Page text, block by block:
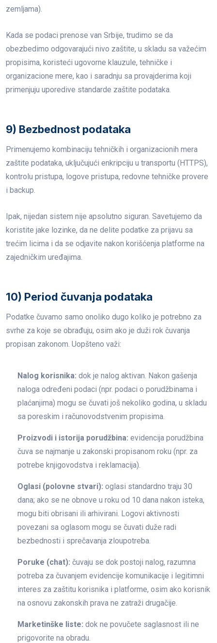
zemljama).
Kada se podaci prenose van Srbije, trudimo se da
obezbedimo odgovarajući nivo zaštite, u skladu sa važećim
propisima, koristeći ugovorne klauzule, tehničke i
organizacione mere, kao i saradnju sa provajderima koji
primenjuju uporedive standarde zaštite podataka.
9) Bezbednost podataka
Primenujemo kombinaciju tehničkih i organizacionih mera
zaštite podataka, uključujući enkripciju u transportu (HTTPS),
kontrolu pristupa, logove pristupa, redovne tehničke provere
i backup.
Ipak, nijedan sistem nije apsolutno siguran. Savetujemo da
koristite jake lozinke, da ne delite podatke za prijavu sa
trećim licima i da se odjavite nakon korišćenja platforme na
zajedničkim uređajima.
10) Period čuvanja podataka
Podatke čuvamo samo onoliko dugo koliko je potrebno za
svrhe za koje se obrađuju, osim ako je duži rok čuvanja
propisan zakonom. Uopšteno važi:
Nalog korisnika: dok je nalog aktivan. Nakon gašenja
naloga određeni podaci (npr. podaci o porudžbinama i
plaćanjima) mogu se čuvati još nekoliko godina, u skladu
sa poreskim i računovodstvenim propisima.
Proizvodi i istorija porudžbina: evidencija porudžbina
čuva se najmanje u zakonski propisanom roku (npr. za
potrebe knjigovodstva i reklamacija).
Oglasi (polovne stvari): oglasi standardno traju 30
dana; ako se ne obnove u roku od 10 dana nakon isteka,
mogu biti obrisani ili arhivirani. Logovi aktivnosti
povezani sa oglasom mogu se čuvati duže radi
bezbednosti i sprečavanja zloupotreba.
Poruke (chat): čuvaju se dok postoji nalog, razumna
potreba za čuvanjem evidencije komunikacije i legitimni
interes za zaštitu korisnika i platforme, osim ako korisnik
na osnovu zakonskih prava ne zatraži drugačije.
Marketinške liste: dok ne povučete saglasnost ili ne
prigovorite na obradu.